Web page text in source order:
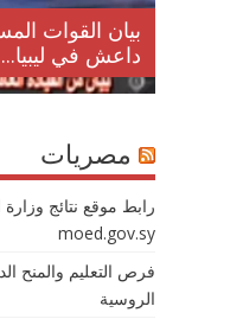
بيان القوات
داعش في ليبيا...
مصريات
رابط موقع نتائج وزارة
moed.gov.sy
فرص التعليم والمنح
الروسية